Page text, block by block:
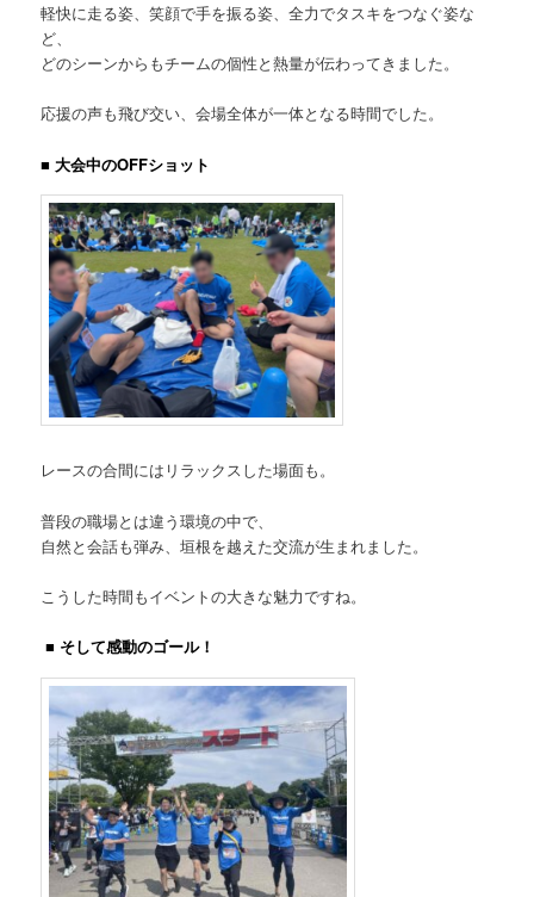
軽快に走る姿、笑顔で手を振る姿、全力でタスキをつなぐ姿な
ど、
どのシーンからもチームの個性と熱量が伝わってきました。
応援の声も飛び交い、会場全体が一体となる時間でした。
■ 大会中のOFFショット
レースの合間にはリラックスした場面も。
普段の職場とは違う環境の中で、
自然と会話も弾み、垣根を越えた交流が生まれました。
こうした時間もイベントの大きな魅力ですね。
■ そして感動のゴール！